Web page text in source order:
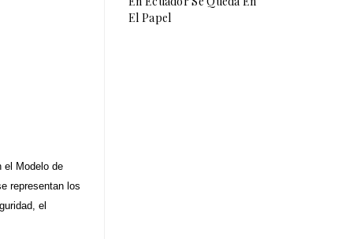
el Modelo de
representan los
el
El Papel